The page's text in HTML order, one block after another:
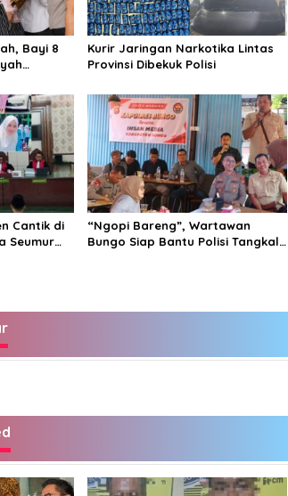
Bayi 8
Kurir Jaringan Narkotika Lintas
Provinsi Dibekuk Polisi
Cantik di
Seumur
“Ngopi Bareng”, Wartawan
Bungo Siap Bantu Polisi Tangkal